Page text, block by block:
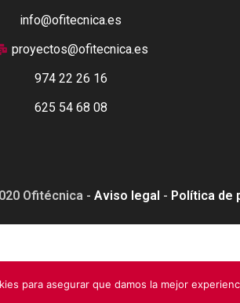
info@ofitecnica.es
proyectos@ofitecnica.es
974 22 26 16
625 54 68 08
Ofitécnica - Aviso legal - Política de
por la Unión Europea - Next
para asegurar que damos la mejor